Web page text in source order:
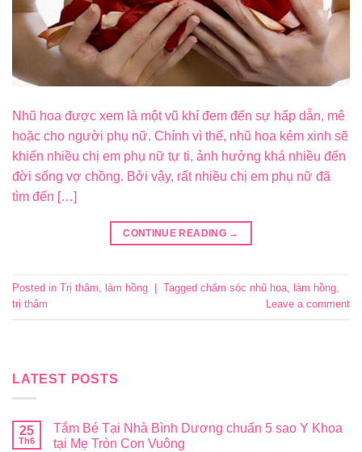
Nhũ hoa được xem là một vũ khí đem đến sự hấp dẫn, mê
hoặc cho người phụ nữ. Chính vì thế, nhũ hoa kém xinh sẽ
khiến nhiều chị em phụ nữ tự ti, ảnh hưởng khá nhiều đến
đời sống vợ chồng. Bởi vậy, rất nhiều chị em phụ nữ đã
tìm đến […]
CONTINUE READING →
Posted in Trị thâm, làm hồng Tagged chăm sóc nhũ hoa, làm hồng,
trị thâm
Leave a comment
LATEST POSTS
25
Th6
Tắm Bé Tại Nhà Bình Dương chuẩn 5 sao Y Khoa
tại Mẹ Tròn Con Vuông